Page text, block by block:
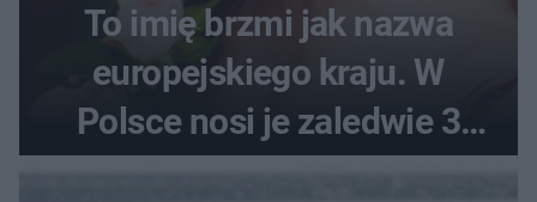
To imię brzmi jak nazwa
europejskiego kraju. W
Polsce nosi je zaledwie 3
kobiety